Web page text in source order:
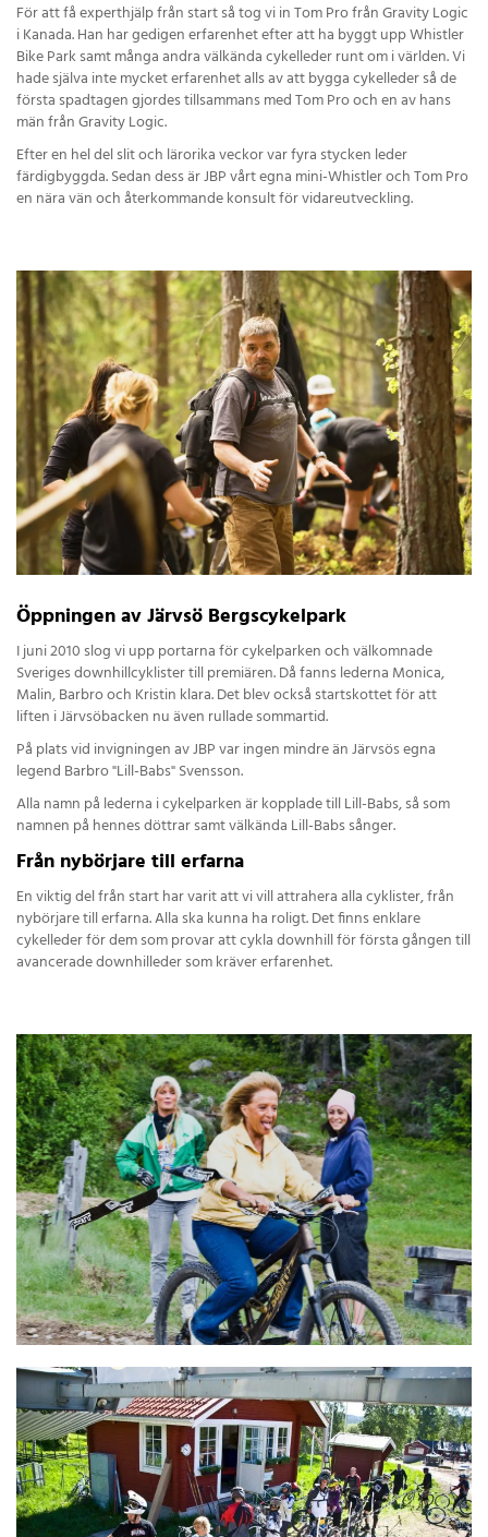
För att få experthjälp från start så tog vi in Tom Pro från Gravity Logic
i Kanada. Han har gedigen erfarenhet efter att ha byggt upp Whistler
Bike Park samt många andra välkända cykelleder runt om i världen. Vi
hade själva inte mycket erfarenhet alls av att bygga cykelleder så de
första spadtagen gjordes tillsammans med Tom Pro och en av hans
män från Gravity Logic.
Efter en hel del slit och lärorika veckor var fyra stycken leder
färdigbyggda. Sedan dess är JBP vårt egna mini-Whistler och Tom Pro
en nära vän och återkommande konsult för vidareutveckling.
Öppningen av Järvsö Bergscykelpark
I juni 2010 slog vi upp portarna för cykelparken och välkomnade
Sveriges downhillcyklister till premiären. Då fanns lederna Monica,
Malin, Barbro och Kristin klara. Det blev också startskottet för att
liften i Järvsöbacken nu även rullade sommartid.
På plats vid invigningen av JBP var ingen mindre än Järvsös egna
legend Barbro "Lill-Babs" Svensson.
Alla namn på lederna i cykelparken är kopplade till Lill-Babs, så som
namnen på hennes döttrar samt välkända Lill-Babs sånger.
Från nybörjare till erfarna
En viktig del från start har varit att vi vill attrahera alla cyklister, från
nybörjare till erfarna. Alla ska kunna ha roligt. Det finns enklare
cykelleder för dem som provar att cykla downhill för första gången till
avancerade downhilleder som kräver erfarenhet.